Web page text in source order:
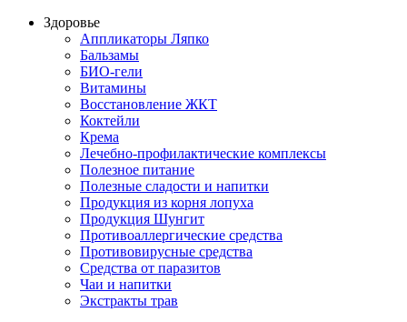
Здоровье
Аппликаторы Ляпко
Бальзамы
БИО-гели
Витамины
Восстановление ЖКТ
Коктейли
Крема
Лечебно-профилактические комплексы
Полезное питание
Полезные сладости и напитки
Продукция из корня лопуха
Продукция Шунгит
Противоаллергические средства
Противовирусные средства
Средства от паразитов
Чаи и напитки
Экстракты трав